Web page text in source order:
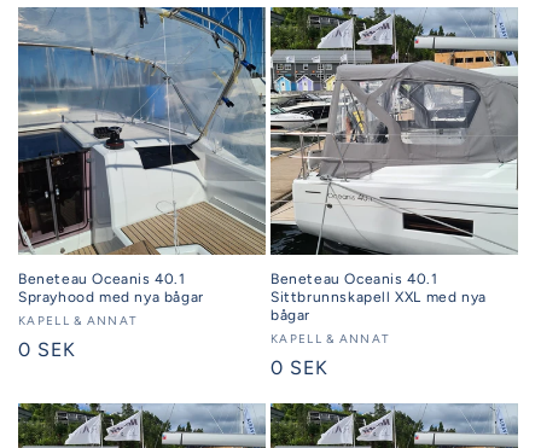
Beneteau Oceanis 40.1
Sprayhood med nya bågar
Säljare:
KAPELL & ANNAT
Ordinarie
0 SEK
Beneteau Oceanis 40.1
Sittbrunnskapell XXL med nya
bågar
Säljare:
KAPELL & ANNAT
Ordinarie
0 SEK